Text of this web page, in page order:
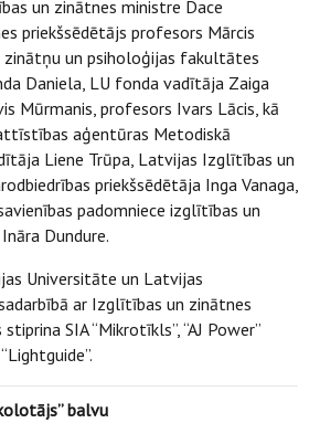
un zinātnes ministre Dace
priekšsēdētājs profesors Mārcis
un psiholoģijas fakultātes
Daniela, LU fonda vadītāja Zaiga
Mūrmanis, profesors Ivars Lācis, kā
aģentūras Metodiskā
Liene Trūpa, Latvijas Izglītības un
priekšsēdētāja Inga Vanaga,
padomniece izglītības un
Dundure.
Universitāte un Latvijas
ar Izglītības un zinātnes
SIA “Mikrotīkls”, “AJ Power”
balvu